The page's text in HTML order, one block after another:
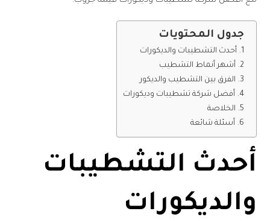
جدول المحتويات
أحدث التشطيبات والديكورات
أشهر أنماط التشطيب
الفرق بين التشطيب والديكور
أفضل شركة تشطيبات وديكورات
الخلاصة
أسئلة شائعة
أحدث التشطيبات
والديكورات